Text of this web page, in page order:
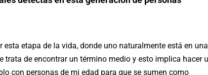
etapa de la vida, donde uno naturalmente está en una
trata de encontrar un término medio y esto implica hacer
con personas de mi edad para que se sumen como